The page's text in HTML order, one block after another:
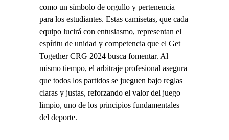
como un símbolo de orgullo y pertenencia
para los estudiantes. Estas camisetas, que cada
equipo lucirá con entusiasmo, representan el
espíritu de unidad y competencia que el Get
Together CRG 2024 busca fomentar. Al
mismo tiempo, el arbitraje profesional asegura
que todos los partidos se jueguen bajo reglas
claras y justas, reforzando el valor del juego
limpio, uno de los principios fundamentales
del deporte.